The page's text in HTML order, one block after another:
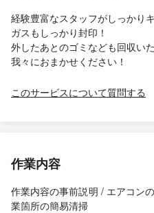
経験豊富なスタッフがしっかり
ガスもしっかり封印！
外したあとのゴミなども回収いた
我々におまかせください！
このサービスについて質問する
作業内容
作業内容の事前説明 / エアコン
業箇所の簡易清掃